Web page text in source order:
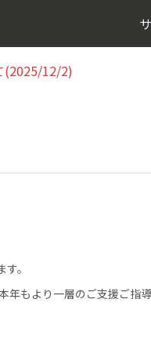
12/2)
(2025/12/2)
。
年もより一層のご支援ご指